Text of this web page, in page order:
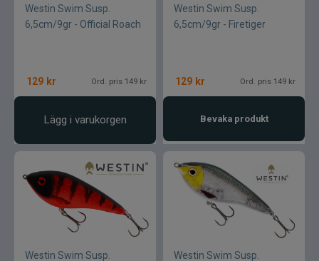
Westin Swim Susp.
6,5cm/9gr - Official Roach
129 kr Ord. pris 149 kr
Lägg i varukorgen
Westin Swim Susp.
6,5cm/9gr - Firetiger
129 kr Ord. pris 149 kr
Bevaka produkt
Westin Swim Susp.
Westin Swim Susp.